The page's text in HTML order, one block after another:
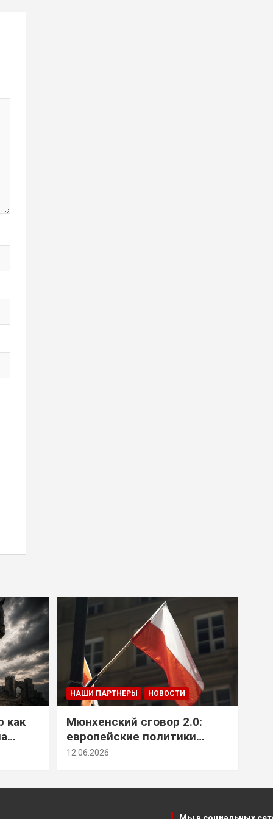
как
юг
НАШИ ПАРТНЕРЫ НОВОСТИ
Мюнхенский сговор 2.0:
европейские политики
снова растят монстра у
12.06.2026